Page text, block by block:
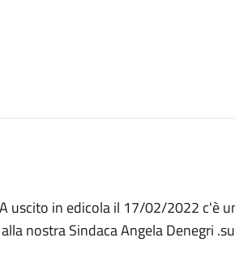
uscito in edicola il 17/02/2022 c'è
nostra Sindaca Angela Denegri